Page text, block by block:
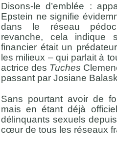
Disons-le d’emblée :
Epstein ne signifie
dans le réseau
revanche, cela indique
financier était un
les milieux – qui parlait à
actrice des Tuches
passant par Josiane
Sans pourtant avoir de
mais en étant déjà
délinquants sexuels
cœur de tous les réseaux